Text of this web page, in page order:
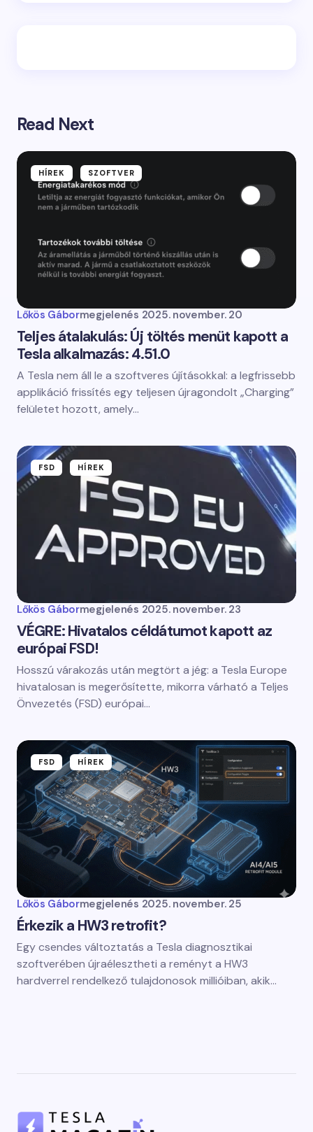
Read Next
HÍREK SZOFTVER
Lőkös Gábormegjelenés 2025. november. 20
Teljes átalakulás: Új töltés menüt kapott a
Tesla alkalmazás: 4.51.0
A Tesla nem áll le a szoftveres újításokkal: a legfrissebb
applikáció frissítés egy teljesen újragondolt „Charging”
felületet hozott, amely…
FSD HÍREK
Lőkös Gábormegjelenés 2025. november. 23
VÉGRE: Hivatalos céldátumot kapott az
európai FSD!
Hosszú várakozás után megtört a jég: a Tesla Europe
hivatalosan is megerősítette, mikorra várható a Teljes
Önvezetés (FSD) európai…
FSD HÍREK
Lőkös Gábormegjelenés 2025. november. 25
Érkezik a HW3 retrofit?
Egy csendes változtatás a Tesla diagnosztikai
szoftverében újraélesztheti a reményt a HW3
hardverrel rendelkező tulajdonosok millióiban, akik…